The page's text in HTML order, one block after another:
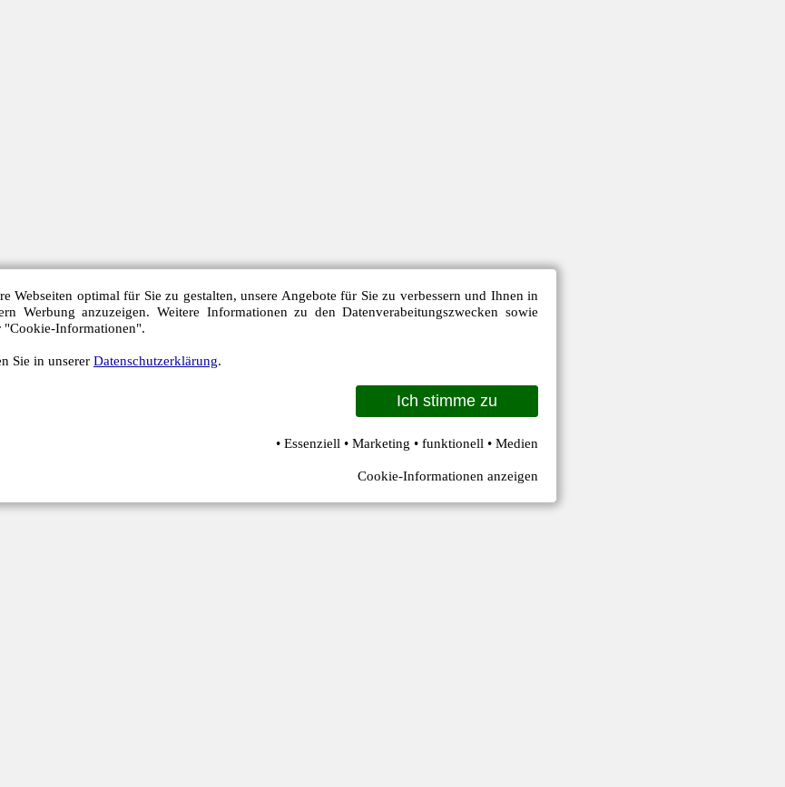
Webseiten optimal für Sie zu gestalten, unsere Angebote für Sie zu verbessern und Ihnen in
Werbung anzuzeigen. Weitere Informationen zu den Datenverabeitungszwecken sowie
"Cookie-Informationen".
Sie in unserer Datenschutzerklärung.
Ich stimme zu
• Essenziell • Marketing • funktionell • Medien
Cookie-Informationen anzeigen